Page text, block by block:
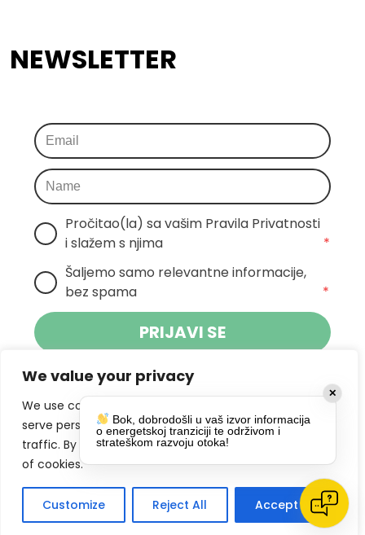
We value your privacy
We use cookies to enhance your browsing experience,
serve personalized ads or content, and analyze our
traffic. By clicking "Accept All", you consent to our use
of cookies.
Customize Reject All Accept All
NEWSLETTER
Pročitao(la) sa vašim Pravila Privatnosti
i slažem s njima
*
Šaljemo samo relevantne informacije,
bez spama
*
PRIJAVI SE
Klikom na gumb dajete suglasnost za
primanje novosti Pokreta Otoka te se
slažete spolitikom privatnosti.
DRUŠTVENE MREŽE
✕
Bok, dobrodošli u vaš izvor informacija
o energetskoj tranziciji te održivom i
strateškom razvoju otoka!